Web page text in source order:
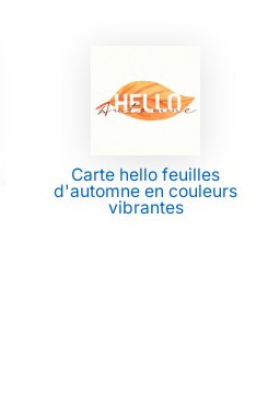
Carte hello feuilles
d'automne en couleurs
vibrantes